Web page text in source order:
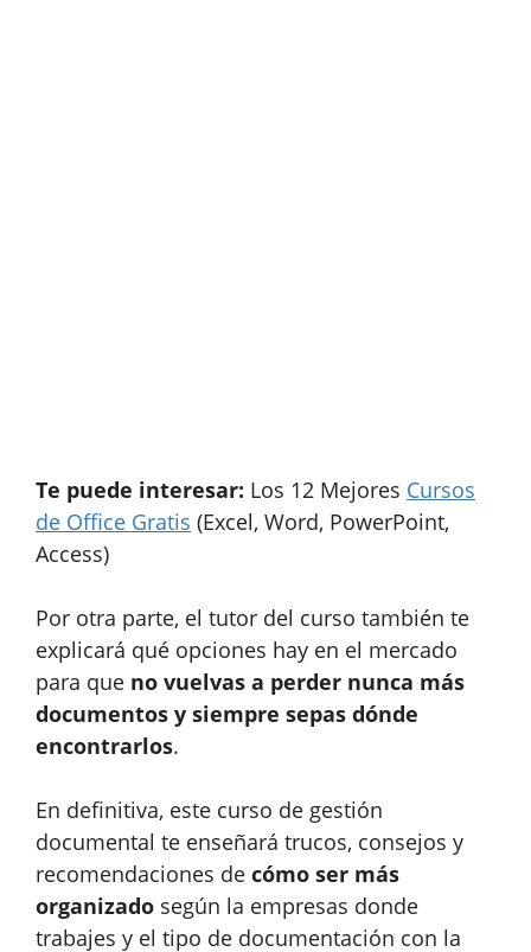
Te puede interesar: Los 12 Mejores Cursos
de Office Gratis (Excel, Word, PowerPoint,
Access)
Por otra parte, el tutor del curso también te
explicará qué opciones hay en el mercado
para que no vuelvas a perder nunca más
documentos y siempre sepas dónde
encontrarlos.
En definitiva, este curso de gestión
documental te enseñará trucos, consejos y
recomendaciones de cómo ser más
organizado según la empresas donde
trabajes y el tipo de documentación con la